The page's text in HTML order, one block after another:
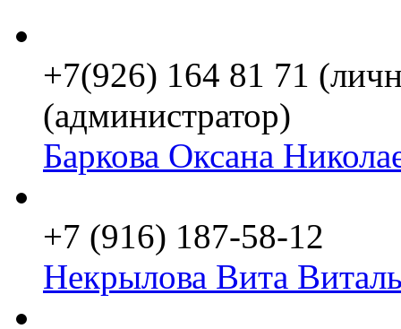
+7(926) 164 81 71
(администратор)
Баркова Оксана
+7 (916) 187-58-12
Некрылова Вита